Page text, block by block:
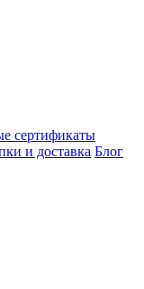
сертификаты
и доставка Блог